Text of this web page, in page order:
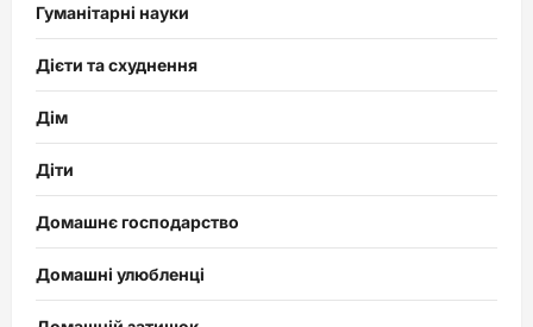
Гуманітарні науки
Дієти та схуднення
Дім
Діти
Домашнє господарство
Домашні улюбленці